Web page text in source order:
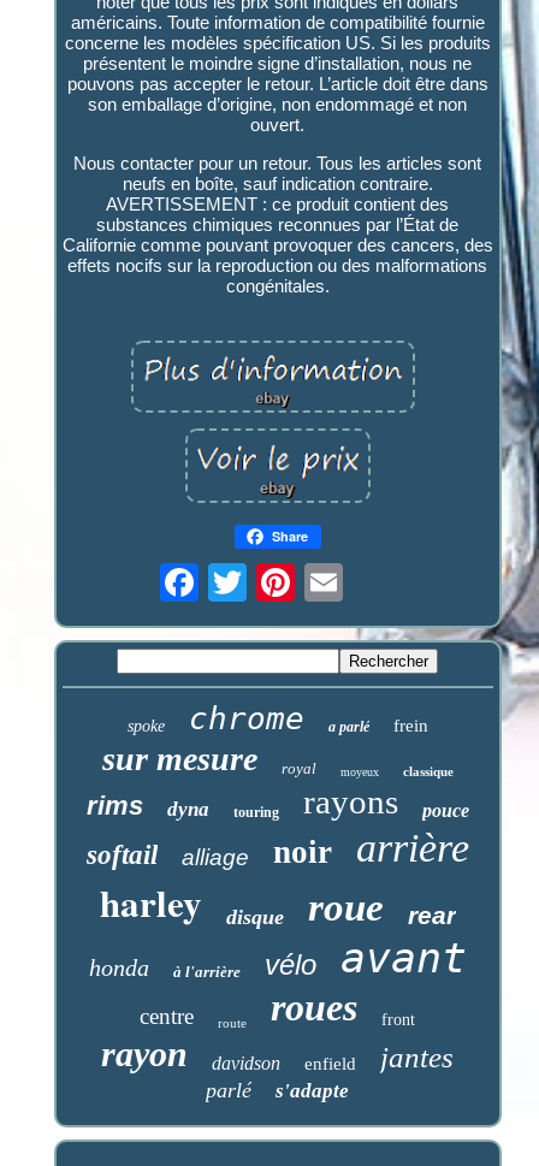
américains. Toute information de compatibilité fournie
concerne les modèles spécification US. Si les produits
présentent le moindre signe d’installation, nous ne
pouvons pas accepter le retour. L’article doit être dans
son emballage d’origine, non endommagé et non
ouvert.
Nous contacter pour un retour. Tous les articles sont
neufs en boîte, sauf indication contraire.
AVERTISSEMENT : ce produit contient des
substances chimiques reconnues par l’État de
Californie comme pouvant provoquer des cancers, des
effets nocifs sur la reproduction ou des malformations
congénitales.
Share
spoke chrome a parlé frein
sur mesure royal moyeux classique
rims dyna touring rayons pouce
softail alliage noir arrière
harley disque roue rear
honda à l'arrière vélo avant
centre route roues front
rayon davidson enfield jantes
parlé s'adapte